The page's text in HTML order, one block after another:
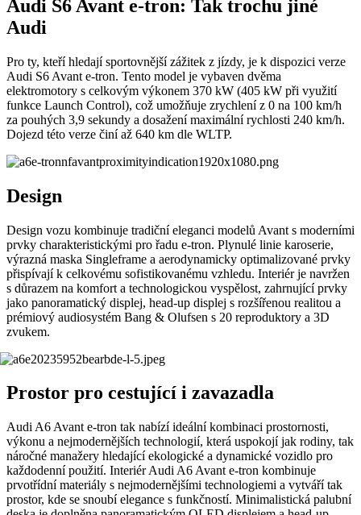
Audi S6 Avant e-tron: Tak trochu jiné
Audi
Pro ty, kteří hledají sportovnější zážitek z jízdy, je k dispozici verze
Audi S6 Avant e-tron. Tento model je vybaven dvěma
elektromotory s celkovým výkonem 370 kW (405 kW při využití
funkce Launch Control), což umožňuje zrychlení z 0 na 100 km/h
za pouhých 3,9 sekundy a dosažení maximální rychlosti 240 km/h.
Dojezd této verze činí až 640 km dle WLTP. ​
Design
Design vozu kombinuje tradiční eleganci modelů Avant s moderními
prvky charakteristickými pro řadu e-tron. Plynulé linie karoserie,
výrazná maska Singleframe a aerodynamicky optimalizované prvky
přispívají k celkovému sofistikovanému vzhledu. Interiér je navržen
s důrazem na komfort a technologickou vyspělost, zahrnující prvky
jako panoramatický displej, head-up displej s rozšířenou realitou a
prémiový audiosystém Bang & Olufsen s 20 reproduktory a 3D
zvukem.
Prostor pro cestující i zavazadla
Audi A6 Avant e-tron tak nabízí ideální kombinaci prostornosti,
výkonu a nejmodernějších technologií, která uspokojí jak rodiny, tak
náročné manažery hledající ekologické a dynamické vozidlo pro
každodenní použití. ​Interiér Audi A6 Avant e-tron kombinuje
prvotřídní materiály s nejmodernějšími technologiemi a vytváří tak
prostor, kde se snoubí elegance s funkčností. Minimalistická palubní